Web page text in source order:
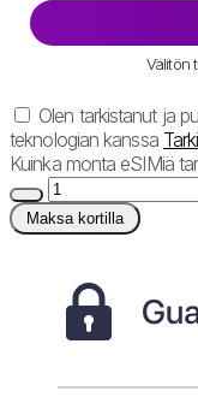
Välitön
Olen tarkistanut ja
teknologian kanssa
Kuinka monta eSIMiä
Maksa kortilla